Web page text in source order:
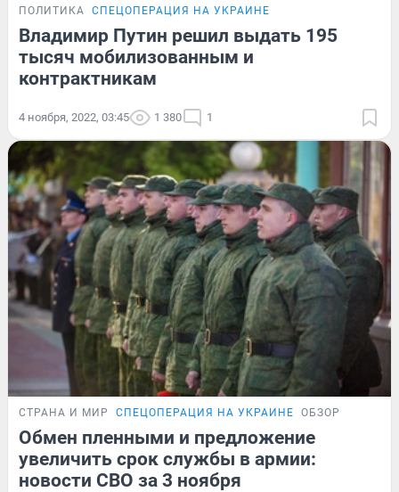
ПОЛИТИКА СПЕЦОПЕРАЦИЯ НА УКРАИНЕ
Владимир Путин решил выдать 195
тысяч мобилизованным и
контрактникам
4 ноября, 2022, 03:45 1 380 1
СТРАНА И МИР СПЕЦОПЕРАЦИЯ НА УКРАИНЕ ОБЗОР
Обмен пленными и предложение
увеличить срок службы в армии:
новости СВО за 3 ноября